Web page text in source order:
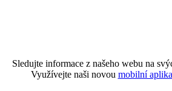
Sledujte informace z našeho webu na
Využívejte naši novou mobilní